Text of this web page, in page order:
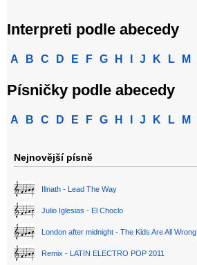
Interpreti podle abecedy
A B C D E F G H J K L M
Písničky podle abecedy
A B C D E F G H J K L M
Nejnovější písně
Illnath - Lead The Way
Julio Iglesias - El Choclo
London after midnight - The Kids Are All Wrong
Remix - LATIN ELECTRO POP 2011